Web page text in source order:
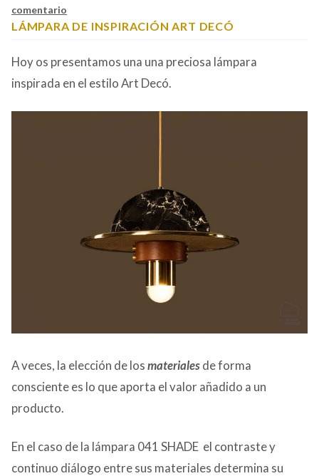
comentario
LÁMPARA DE INSPIRACIÓN ART DECÓ
Hoy os presentamos una una preciosa lámpara
inspirada en el estilo Art Decó.
A veces, la elección de losmaterialesde forma
consciente es lo que aporta el valor añadido a un
producto.
En el caso de la lámpara 041 SHADE el contraste y
continuo diálogo entre sus materiales determina su